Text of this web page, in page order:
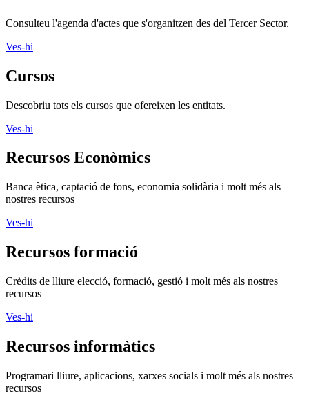
Consulteu l'agenda d'actes que s'organitzen des del Tercer Sector.
Ves-hi
Cursos
Descobriu tots els cursos que ofereixen les entitats.
Ves-hi
Recursos Econòmics
Banca ètica, captació de fons, economia solidària i molt més als
nostres recursos
Ves-hi
Recursos formació
Crèdits de lliure elecció, formació, gestió i molt més als nostres
recursos
Ves-hi
Recursos informàtics
Programari lliure, aplicacions, xarxes socials i molt més als nostres
recursos